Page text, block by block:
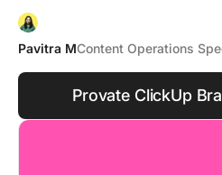
Pavitra MContent Operations
Provate ClickUp